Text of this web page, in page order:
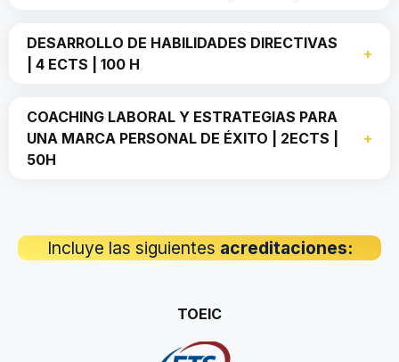
DESARROLLO DE HABILIDADES DIRECTIVAS
| 4 ECTS | 100 H
COACHING LABORAL Y ESTRATEGIAS PARA
UNA MARCA PERSONAL DE ÉXITO | 2ECTS |
50H
Incluye las siguientes acreditaciones:
TOEIC